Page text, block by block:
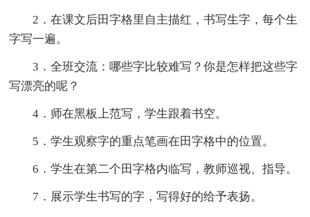
2．在课文后田字格里自主描红，书写生字，每个生
字写一遍。
3．全班交流：哪些字比较难写？你是怎样把这些字
写漂亮的呢？
4．师在黑板上范写，学生跟着书空。
5．学生观察字的重点笔画在田字格中的位置。
6．学生在第二个田字格内临写，教师巡视、指导。
7．展示学生书写的字，写得好的给予表扬。